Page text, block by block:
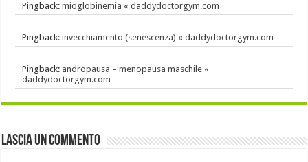
Pingback:mioglobinemia « daddydoctorgym.com
Pingback:invecchiamento (senescenza) « daddydoctorgym.com
Pingback: andropausa – menopausa maschile «
daddydoctorgym.com
Lascia un commento